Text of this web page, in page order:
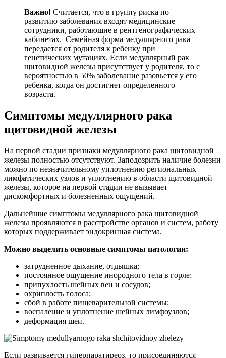
Важно! Считается, что в группу риска по
развитию заболевания входят медицинские
сотрудники, работающие в рентгенографических
кабинетах. Семейная форма медуллярного рака
передается от родителя к ребенку при
генетических мутациях. Если медуллярный рак
щитовидной железы присутствует у родителя, то с
вероятностью в 50% заболевание разовьется у его
ребенка, когда он достигнет определенного
возраста.
Симптомы медуллярного рака
щитовидной железы
На первой стадии признаки медуллярного рака щитовидной
железы полностью отсутствуют. Заподозрить наличие болезни
можно по незначительному уплотнению региональных
лимфатических узлов и уплотнению в области щитовидной
железы, которое на первой стадии не вызывает
дискомфортных и болезненных ощущений.
Дальнейшие симптомы медуллярного рака щитовидной
железы проявляются в расстройстве органов и систем, работу
которых поддерживает эндокринная система.
Можно выделить основные симптомы патологии:
затрудненное дыхание, отдышка;
постоянное ощущение инородного тела в горле;
припухлость шейных вен и сосудов;
охриплость голоса;
сбой в работе пищеварительной системы;
воспаление и уплотнение шейных лимфоузлов;
деформация шеи.
Если развивается гиперпаратиреоз, то присоединяются